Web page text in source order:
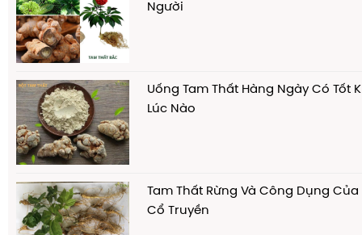
Người
Uống Tam Thất Hàng Ngày Có Tốt
Lúc Nào
Tam Thất Rừng Và Công Dụng Của
Cổ Truyền